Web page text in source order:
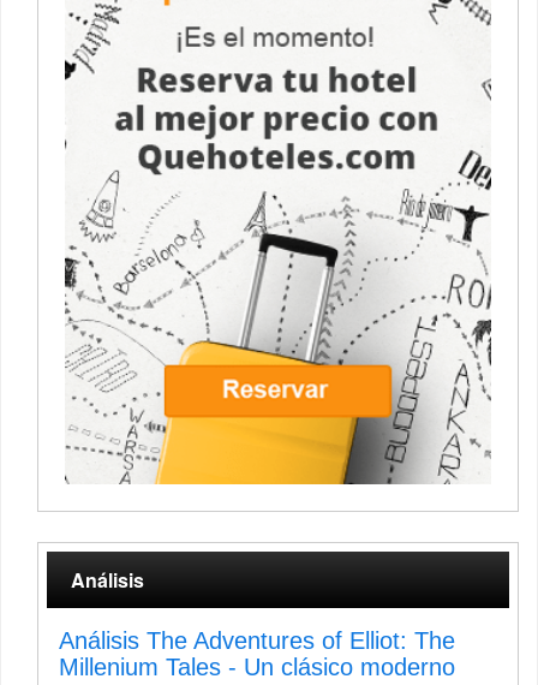
Análisis
Análisis The Adventures of Elliot: The
Millenium Tales - Un clásico moderno